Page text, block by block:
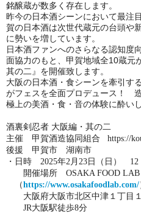
銘醸蔵が数多く存在します。
昨今の日本酒シーンにおいて最注
賀の日本酒は次世代蔵元の台頭や
に勢いを増しています。
日本酒ファンへのさらなる認知度
面協力のもと、甲賀地域全10蔵元
其の二』を開催致します。
大阪の日本酒・食シーンを牽引す
がフェスを全面プロデュース！
極上の美酒・食・音の体験に酔い
酒裏剣忍者 大阪編・其の二
主催 甲賀酒造協同組合 https://
後援 甲賀市 湖南市
・日時 2025年2月23日（日）
開催場所 OSAKA FOOD
（https://www.osakafoodlab.com/
大阪府大阪市北区中津１丁目
JR大阪駅徒歩8分